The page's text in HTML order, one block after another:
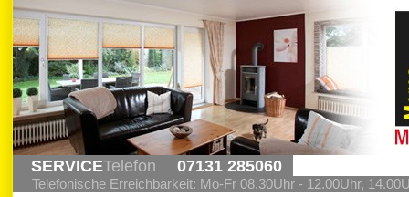
SERVICETelefon 07131 285060
Telefonische Erreichbarkeit: Mo-Fr 08.30Uhr - 12.00Uhr,